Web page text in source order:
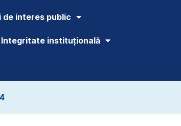
de interes public
Integritate instituțională